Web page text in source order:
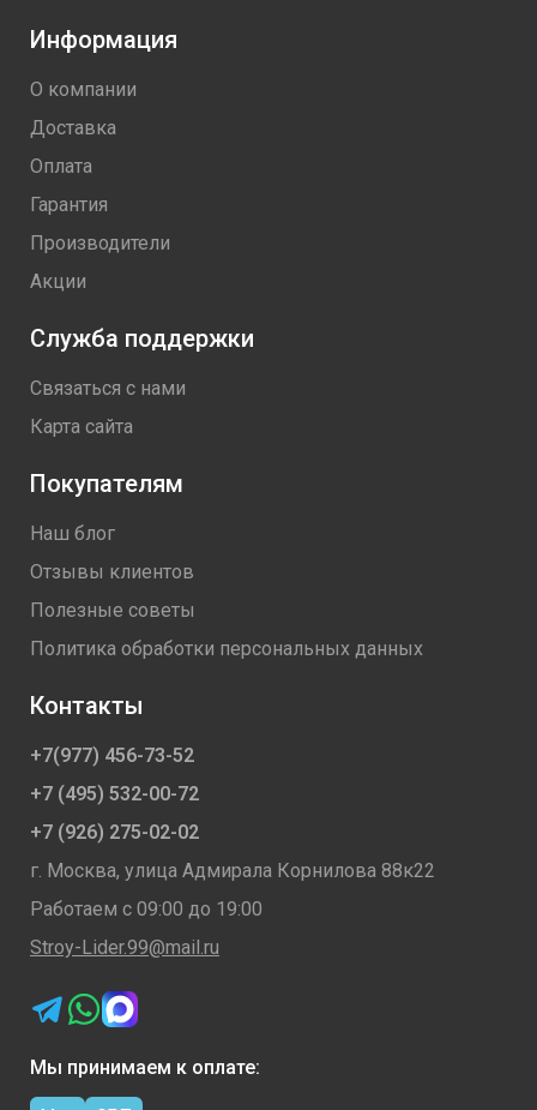
Информация
О компании
Доставка
Оплата
Гарантия
Производители
Акции
Служба поддержки
Связаться с нами
Карта сайта
Покупателям
Наш блог
Отзывы клиентов
Полезные советы
Политика обработки персональных данных
Контакты
+7(977) 456-73-52
+7 (495) 532-00-72
+7 (926) 275-02-02
г. Москва, улица Адмирала Корнилова 88к22
Работаем с 09:00 до 19:00
Stroy-Lider.99@mail.ru
Мы принимаем к оплате: